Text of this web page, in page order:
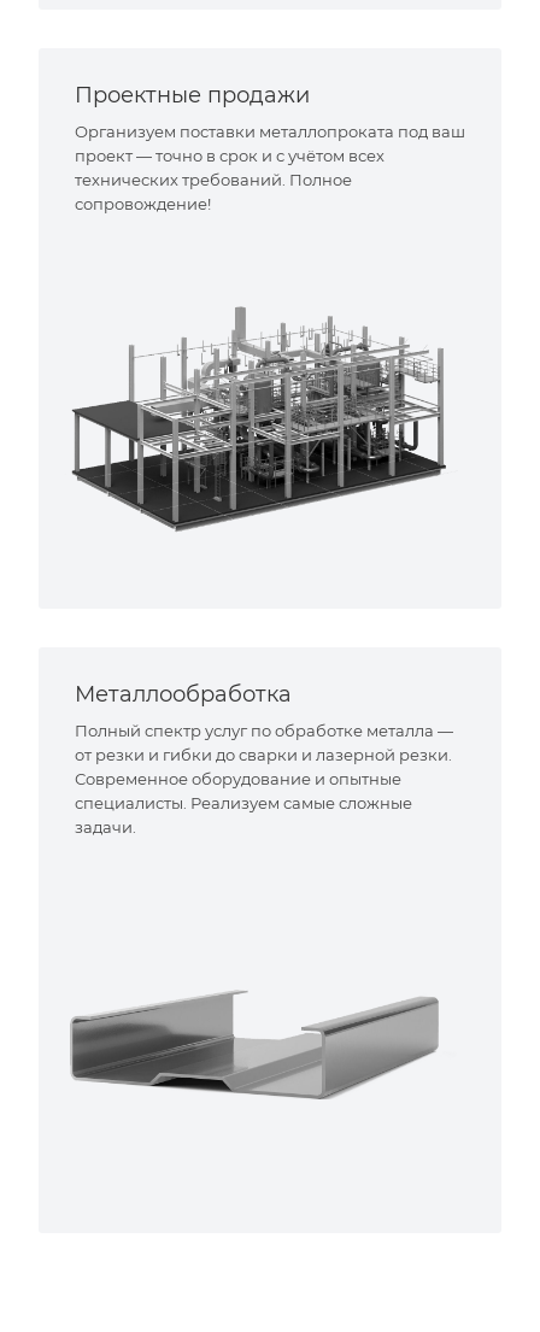
Проектные продажи
Организуем поставки металлопроката под ваш
проект — точно в срок и с учётом всех
технических требований. Полное
сопровождение!
Металлообработка
Полный спектр услуг по обработке металла —
от резки и гибки до сварки и лазерной резки.
Современное оборудование и опытные
специалисты. Реализуем самые сложные
задачи.